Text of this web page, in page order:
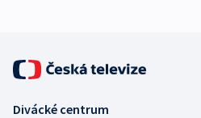
Divácké centrum